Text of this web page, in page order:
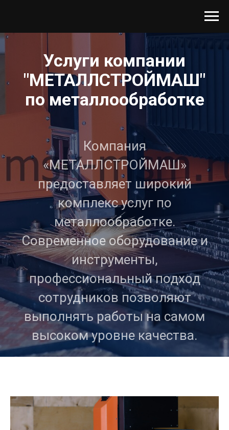
Услуги компании
"МЕТАЛЛСТРОЙМАШ"
по металлообработке
Компания
«МЕТАЛЛСТРОЙМАШ»
предоставляет широкий
комплекс услуг по
металлообработке.
Современное оборудование и
инструменты,
профессиональный подход
сотрудников позволяют
выполнять работы на самом
высоком уровне качества.